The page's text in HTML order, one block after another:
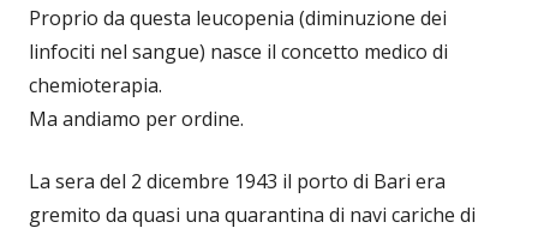
Proprio da questa leucopenia (diminuzione dei
linfociti nel sangue) nasce il concetto medico di
chemioterapia.
Ma andiamo per ordine.
La sera del 2 dicembre 1943 il porto di Bari era
gremito da quasi una quarantina di navi cariche di